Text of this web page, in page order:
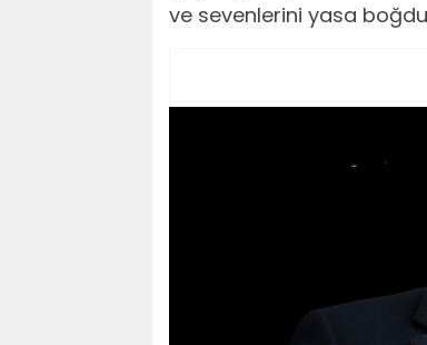
ve sevenlerini yasa